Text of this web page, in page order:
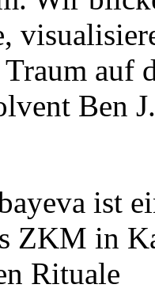
auf
Ben
ist
ZKM in
Rituale